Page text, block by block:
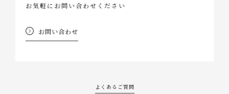
お気軽にお問い合わせください
お問い合わせ
よくあるご質問